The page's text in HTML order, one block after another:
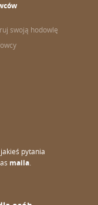
swoją hodowlę
pytania
maila